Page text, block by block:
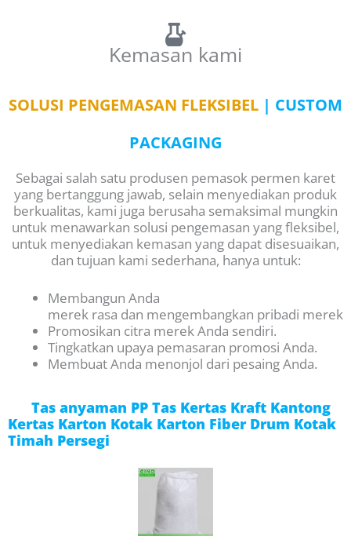
Kemasan kami
SOLUSI PENGEMASAN FLEKSIBEL | CUSTOM
PACKAGING
Sebagai salah satu produsen pemasok permen karet
yang bertanggung jawab, selain menyediakan produk
berkualitas, kami juga berusaha semaksimal mungkin
untuk menawarkan solusi pengemasan yang fleksibel,
untuk menyediakan kemasan yang dapat disesuaikan,
dan tujuan kami sederhana, hanya untuk:
Membangun Anda
merek rasa dan mengembangkan pribadi merek
Promosikan citra merek Anda sendiri.
Tingkatkan upaya pemasaran promosi Anda.
Membuat Anda menonjol dari pesaing Anda.
Tas anyaman PP Tas Kertas Kraft Kantong
Kertas Karton Kotak Karton Fiber Drum Kotak
Timah Persegi